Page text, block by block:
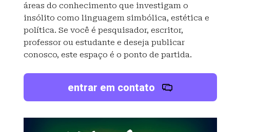
áreas do conhecimento que investigam o
insólito como linguagem simbólica, estética e
política. Se você é pesquisador, escritor,
professor ou estudante e deseja publicar
conosco, este espaço é o ponto de partida.
entrar em contato